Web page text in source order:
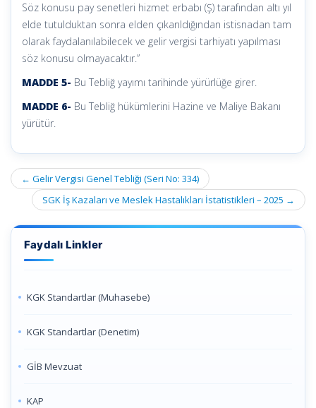
Söz konusu pay senetleri hizmet erbabı (Ş) tarafından altı yıl
elde tutulduktan sonra elden çıkarıldığından istisnadan tam
olarak faydalanılabilecek ve gelir vergisi tarhiyatı yapılması
söz konusu olmayacaktır.”
MADDE 5- Bu Tebliğ yayımı tarihinde yürürlüğe girer.
MADDE 6- Bu Tebliğ hükümlerini Hazine ve Maliye Bakanı
yürütür.
Post
navigation
← Gelir Vergisi Genel Tebliği (Seri No: 334)
SGK İş Kazaları ve Meslek Hastalıkları İstatistikleri – 2025 →
Faydalı Linkler
KGK Standartlar (Muhasebe)
KGK Standartlar (Denetim)
GİB Mevzuat
KAP